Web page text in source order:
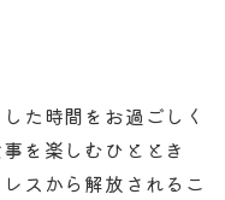
た時間をお過ごしく
を楽しむひととき
スから解放されるこ